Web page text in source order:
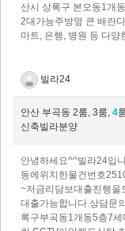
산시 상록구 본오동1개
2대가능주방옆 큰 배란
마트, 은행, 병원 등 다
빌라24
안산 부곡동 2룸, 3룸, 4
신축빌라분양
안녕하세요^^빌라24입
동에위치한물건번호
~저금리담보대출진행을
대출가능합니다.상담문
록구부곡동1개동5층7